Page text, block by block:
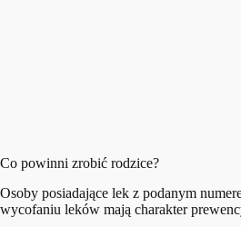
Co powinni zrobić rodzice?
Osoby posiadające lek z podanym
wycofaniu leków mają charakter